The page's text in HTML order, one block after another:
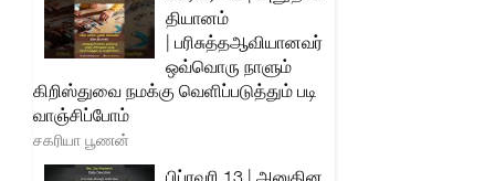
தியானம்
| பரிசுத்தஆவியானவர்
ஒவ்வொரு நாளும்
கிறிஸ்துவை நமக்கு வெளிப்படுத்தும் படி
வாஞ்சிப்போம்
சகரியா பூணன்
பிப்ரவரி 13 | அனுதின